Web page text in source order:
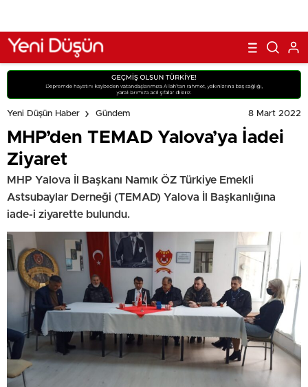
Yeni Düşün Haber Gündem 8 Mart 2022
MHP’den TEMAD Yalova’ya İadei
Ziyaret
MHP Yalova İl Başkanı Namık ÖZ Türkiye Emekli
Astsubaylar Derneği (TEMAD) Yalova İl Başkanlığına
iade-i ziyarette bulundu.